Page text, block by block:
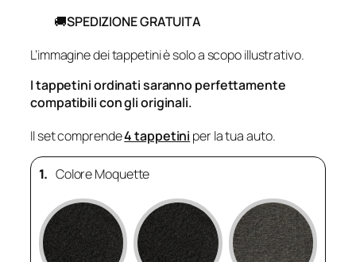
🚚SPEDIZIONE GRATUITA
L’immagine dei tappetini è solo a scopo illustrativo.
I tappetini ordinati saranno perfettamente
compatibili con gli originali.
Il set comprende4 tappetini per la tua auto.
1. Colore Moquette